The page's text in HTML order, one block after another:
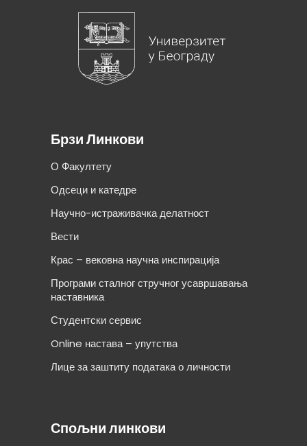
Брзи Линкови
О Факултету
Одсеци и катедре
Научно-истраживачка делатност
Вести
Крас – вековна научна инспирација
Програми сталног стручног усавршавања
наставника
Студентски сервис
Online настава – упутства
Лице за заштиту података о личности
Спољни линкови